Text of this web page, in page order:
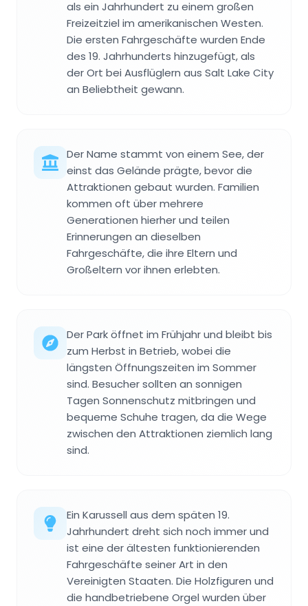
als ein Jahrhundert zu einem großen
Freizeitziel im amerikanischen Westen.
Die ersten Fahrgeschäfte wurden Ende
des 19. Jahrhunderts hinzugefügt, als
der Ort bei Ausflüglern aus Salt Lake City
an Beliebtheit gewann.
Der Name stammt von einem See, der
einst das Gelände prägte, bevor die
Attraktionen gebaut wurden. Familien
kommen oft über mehrere
Generationen hierher und teilen
Erinnerungen an dieselben
Fahrgeschäfte, die ihre Eltern und
Großeltern vor ihnen erlebten.
Der Park öffnet im Frühjahr und bleibt bis
zum Herbst in Betrieb, wobei die
längsten Öffnungszeiten im Sommer
sind. Besucher sollten an sonnigen
Tagen Sonnenschutz mitbringen und
bequeme Schuhe tragen, da die Wege
zwischen den Attraktionen ziemlich lang
sind.
Ein Karussell aus dem späten 19.
Jahrhundert dreht sich noch immer und
ist eine der ältesten funktionierenden
Fahrgeschäfte seiner Art in den
Vereinigten Staaten. Die Holzfiguren und
die handbetriebene Orgel wurden über